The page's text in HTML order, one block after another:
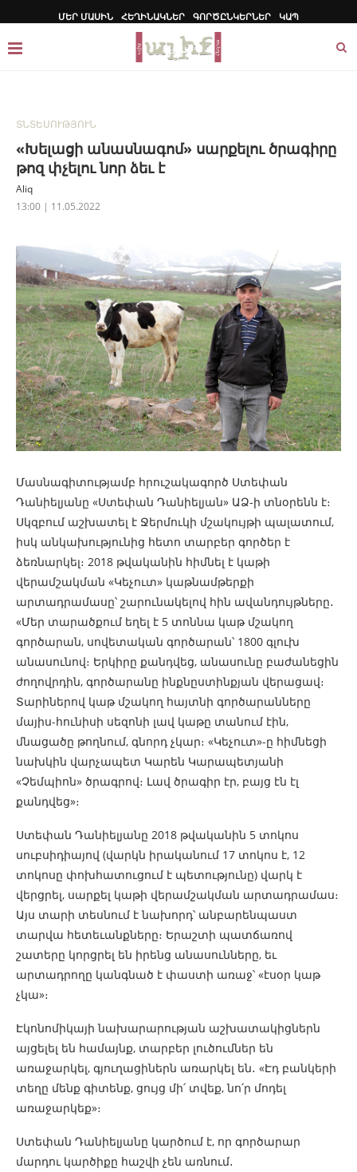
ՄԵՐ ՄԱՍԻՆ ՀԵՂԻՆԱԿՆԵՐ ԳՈՐԾԸՆԿԵՐՆԵՐ ԿԱՊ
ՏՆՏԵՍՈՒԹՅՈՒՆ
«Խելացի անասնագոմ» սարքելու ծրագիրը
թոզ փչելու նոր ձեւ է
Aliq
13:00 | 11.05.2022
Մասնագիտությամբ հրուշակագործ Ստեփան
Դանիելյանը «Ստեփան Դանիելյան» ԱՁ-ի տնօրենն է։
Սկզբում աշխատել է Ջերմուկի մշակույթի պալատում,
իսկ անկախությունից հետո տարբեր գործեր է
ձեռնարկել։ 2018 թվականին հիմնել է կաթի
վերամշակման «Կեչուտ» կաթնամթերքի
արտադրամասը՝ շարունակելով հին ավանդույթները․
«Մեր տարածքում եղել է 5 տոննա կաթ մշակող
գործարան, սովետական գործարան՝ 1800 գլուխ
անասունով։ Երկիրը քանդվեց, անասունը բաժանեցին
ժողովրդին, գործարանը ինքնըստինքյան վերացավ։
Տարիներով կաթ մշակող հայտնի գործարանները
մայիս-հունիսի սեզոնի լավ կաթը տանում էին,
մնացածը թողնում, գնորդ չկար։ «Կեչուտ»-ը հիմնեցի
նախկին վարչապետ Կարեն Կարապետյանի
«Չեմպիոն» ծրագրով։ Լավ ծրագիր էր, բայց էն էլ
քանդվեց»։
Ստեփան Դանիելյանը 2018 թվականին 5 տոկոս
սուբսիդիայով (վարկն իրականում 17 տոկոս է, 12
տոկոսը փոխհատուցում է պետությունը) վարկ է
վերցրել, սարքել կաթի վերամշակման արտադրամաս։
Այս տարի տեսնում է նախորդ՝ անբարենպաստ
տարվա հետեւանքները։ Երաշտի պատճառով
շատերը կորցրել են իրենց անասունները, եւ
արտադրողը կանգնած է փաստի առաջ՝ «էսօր կաթ
չկա»։
Էկոնոմիկայի նախարարության աշխատակիցներն
այցելել են համայնք, տարբեր լուծումներ են
առաջարկել, գյուղացիներն առարկել են․ «Էդ բանկերի
տեղը մենք գիտենք, ցույց մի՛ տվեք, նո՛ր մոդել
առաջարկեք»։
Ստեփան Դանիելյանը կարծում է, որ գործարար
մարդու կարծիքը հաշվի չեն առնում․